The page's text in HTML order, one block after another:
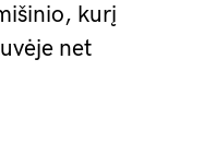
kurį
net